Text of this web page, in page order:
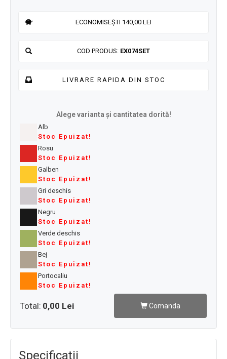
ECONOMISEȘTI 140,00 LEI
COD PRODUS: EX074SET
LIVRARE RAPIDA DIN STOC
Alege varianta și cantitatea dorită!
Alb
Stoc Epuizat!
Rosu
Stoc Epuizat!
Galben
Stoc Epuizat!
Gri deschis
Stoc Epuizat!
Negru
Stoc Epuizat!
Verde deschis
Stoc Epuizat!
Bej
Stoc Epuizat!
Portocaliu
Stoc Epuizat!
Total: 0,00 Lei Comanda
Specificații